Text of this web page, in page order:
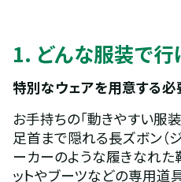
1. どんな服装で行
特別なウェアを用意する必
お手持ちの「動きやすい服
足首まで隠れる長ズボン（
ーカーのような履きなれた
ットやブーツなどの専用道